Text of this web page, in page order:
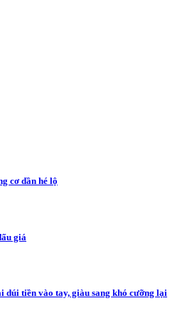
cơ dần hé lộ
giá
dúi tiền vào tay, giàu sang khó cưỡng lại